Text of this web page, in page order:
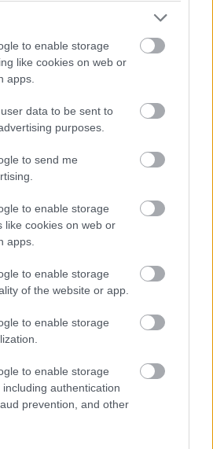
to enable storage
like cookies on web or
apps.
data to be sent to
purposes.
to send me
to enable storage
like cookies on web or
apps.
to enable storage
of the website or app.
to enable storage
to enable storage
authentication
prevention, and other
rajtrácsot aligha fogja befolyásolni
egyedüli, legalább részben
szabadedzésen Max
Összefoglaló és eredménylista
előrejelzések alapján a harmadik
várható eső - ugyanez viszont nem
futamról, a legfrissebb jóslatok
most ébredőket először - az
jön az F1-es Japán Nagydíj időmérő